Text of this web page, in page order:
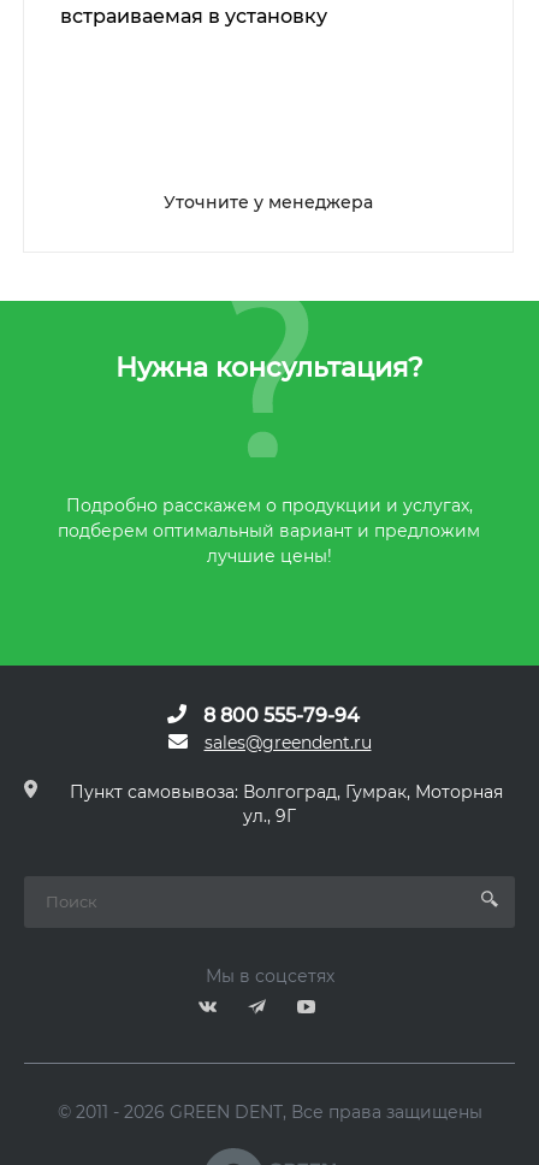
встраиваемая в установку
Уточните у менеджера
Нужна консультация?
Подробно расскажем о продукции и услугах,
подберем оптимальный вариант и предложим
лучшие цены!
8 800 555-79-94
sales@greendent.ru
Пункт самовывоза: Волгоград, Гумрак, Моторная
ул., 9Г
Мы в соцсетях
© 2011 - 2026 GREEN DENT, Все права защищены